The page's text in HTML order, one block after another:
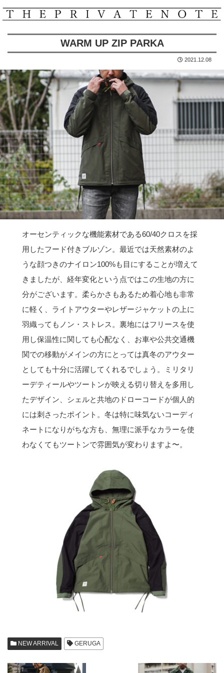
WARM UP ZIP PARKA
2021.12.08
オーセンティックな機能素材である60/40クロスを採
用したフード付きブルゾン。最近では天然素材のよ
うな顔つきのナイロン100%も目にすることが増えて
きましたが、経年変化という点ではこの生地の方に
分がございます。柔らかさもあるため着心地も非常
に軽く、ライトアウターやレザージャケットの上に
羽織ってもノン・ストレス。裏地にはフリースを使
用し保温性に関しても心配なく、お車や公共交通機
関での移動がメインの方にとっては真冬のアウター
としても十分に活躍してくれるでしょう。ミリタリ
ーデティールやツートンが映える切り替えを多用し
たデザイン、シェルと共地のドローコードが個人的
には刺さったポイント。冬は特に味気ないコーディ
ネートになりがちな方も、無理に派手なカラーを使
わなくてもツートンで雰囲気が変わりますよ〜。
NEW ARRIVAL GERUGA